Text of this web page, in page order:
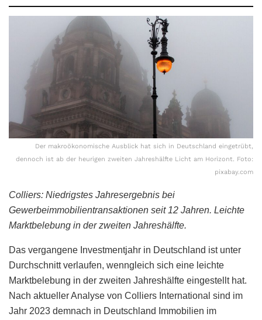
Der makroökonomische Ausblick hat sich in Deutschland eingetrübt,
dennoch ist ab der heurigen zweiten Jahreshälfte Licht am Horizont. Foto:
pixabay.com
Colliers: Niedrigstes Jahresergebnis bei
Gewerbeimmobilientransaktionen seit 12 Jahren. Leichte
Marktbelebung in der zweiten Jahreshälfte.
Das vergangene Investmentjahr in Deutschland ist unter
Durchschnitt verlaufen, wenngleich sich eine leichte
Marktbelebung in der zweiten Jahreshälfte eingestellt hat.
Nach aktueller Analyse von Colliers International sind im
Jahr 2023 demnach in Deutschland Immobilien im